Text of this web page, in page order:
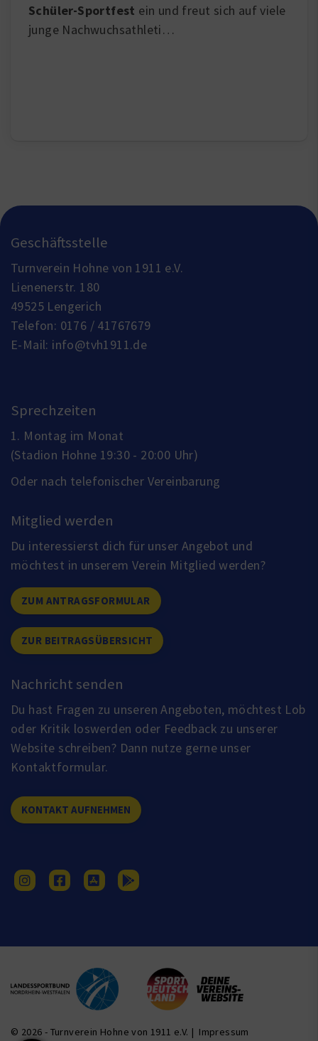
Schüler-Sportfest ein und freut sich auf viele
junge Nachwuchsathleti…
Geschäftsstelle
Turnverein Hohne von 1911 e.V.
Lienenerstr. 180
49525 Lengerich
Telefon: 0176 / 41767679
E-Mail: info@tvh1911.de
Sprechzeiten
1. Montag im Monat
(Stadion Hohne 19:30 - 20:00 Uhr)
Oder nach telefonischer Vereinbarung
Mitglied werden
Du interessierst dich für unser Angebot und
möchtest in unserem Verein Mitglied werden?
ZUM ANTRAGSFORMULAR
ZUR BEITRAGSÜBERSICHT
Nachricht senden
Du hast Fragen zu unseren Angeboten, möchtest Lob
oder Kritik loswerden oder Feedback zu unserer
Website schreiben? Dann nutze gerne unser
Kontaktformular.
KONTAKT AUFNEHMEN
© 2026 - Turnverein Hohne von 1911 e.V. | Impressum